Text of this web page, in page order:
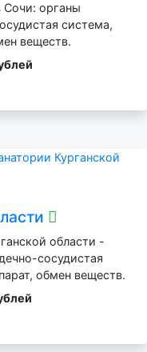
Сочи: органы
система,
веществ.
области -
сосудистая
обмен веществ.